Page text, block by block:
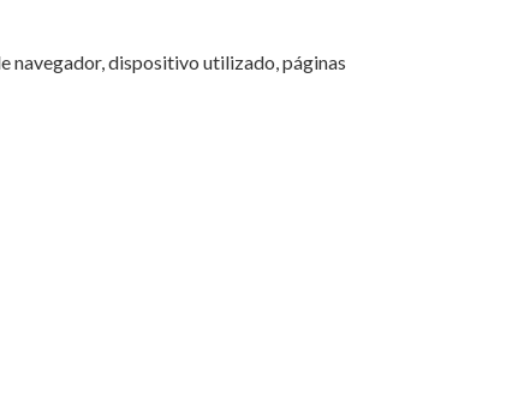
navegador, dispositivo utilizado, páginas